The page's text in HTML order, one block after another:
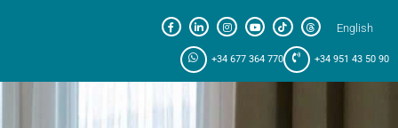
English
+34 677 364 770 +34 951 43 50 90